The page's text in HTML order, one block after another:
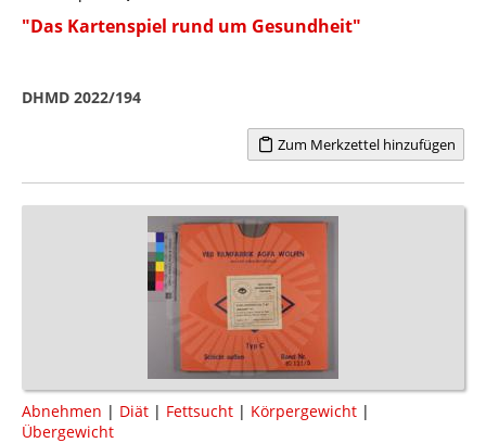
"Das Kartenspiel rund um Gesundheit"
DHMD 2022/194
Zum Merkzettel hinzufügen
Abnehmen | Diät | Fettsucht | Körpergewicht |
Übergewicht